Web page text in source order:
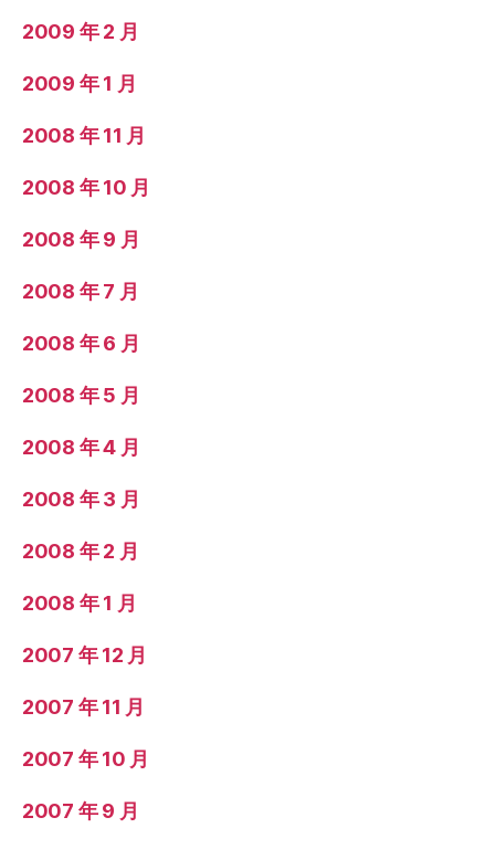
2009 年 2 月
2009 年 1 月
2008 年 11 月
2008 年 10 月
2008 年 9 月
2008 年 7 月
2008 年 6 月
2008 年 5 月
2008 年 4 月
2008 年 3 月
2008 年 2 月
2008 年 1 月
2007 年 12 月
2007 年 11 月
2007 年 10 月
2007 年 9 月